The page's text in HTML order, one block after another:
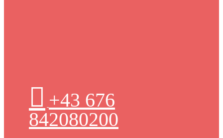
+43 676
842080200